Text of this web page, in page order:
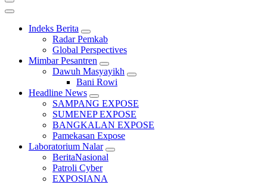
Indeks Berita
Radar Pemkab
Global Perspectives
Mimbar Pesantren
Dawuh Masyayikh
Bani Rowi
Headline News
SAMPANG EXPOSE
SUMENEP EXPOSE
BANGKALAN EXPOSE
Pamekasan Expose
Laboratorium Nalar
BeritaNasional
Patroli Cyber
EXPOSIANA